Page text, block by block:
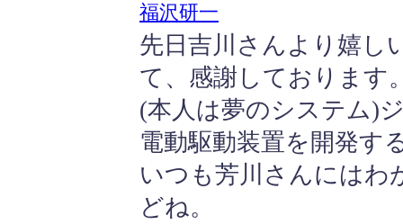
福沢研一
先日吉川さんより嬉し
て、感謝しております
(本人は夢のシステム)
電動駆動装置を開発す
いつも芳川さんにはわ
どね。